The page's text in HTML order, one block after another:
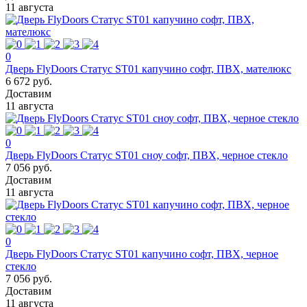
11 августа
0
Дверь FlyDoors Статус ST01 капучино софт, ПВХ, мателюкс
6 672 руб.
Доставим
11 августа
0
Дверь FlyDoors Статус ST01 сноу софт, ПВХ, черное стекло
7 056 руб.
Доставим
11 августа
0
Дверь FlyDoors Статус ST01 капучино софт, ПВХ, черное
стекло
7 056 руб.
Доставим
11 августа